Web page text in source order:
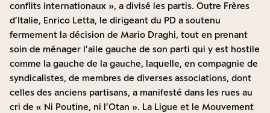
conflits internationaux », a divisé les partis. Outre Frères
d’Italie, Enrico Letta, le dirigeant du PD a soutenu
fermement la décision de Mario Draghi, tout en prenant
soin de ménager l’aile gauche de son parti qui y est hostile
comme la gauche de la gauche, laquelle, en compagnie de
syndicalistes, de membres de diverses associations, dont
celles des anciens partisans, a manifesté dans les rues au
cri de « Ni Poutine, ni l’Otan ». La Ligue et le Mouvement